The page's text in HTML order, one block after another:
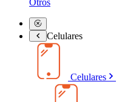
Otros
Celulares
Celulares